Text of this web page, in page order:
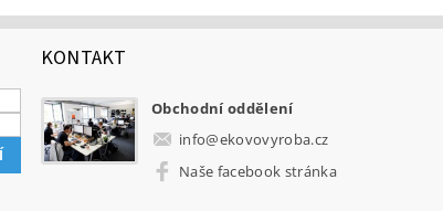
KONTAKT
Obchodní oddělení
info@ekovovyroba.cz
Naše facebook stránka